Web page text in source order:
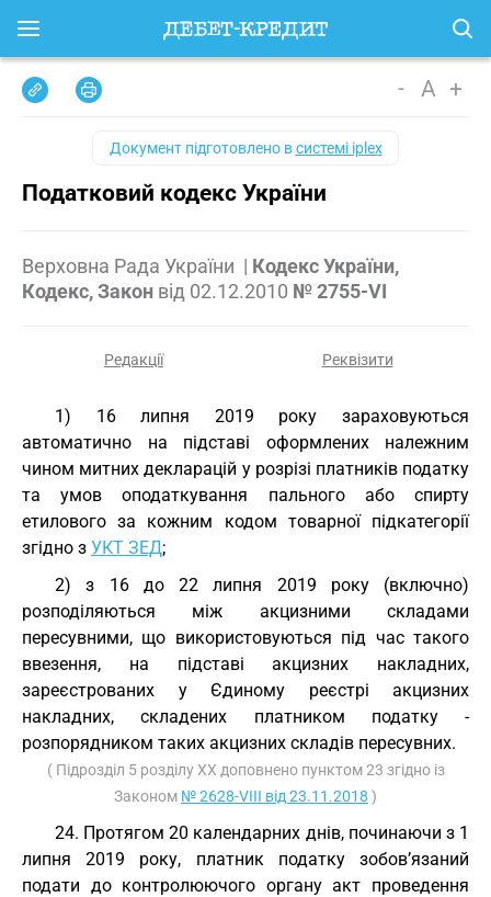
- A +
Документ підготовлено всистемі iplex
Податковий кодекс України
Верховна Рада України | Кодекс України,
Кодекс, Закон від 02.12.2010 № 2755-VI
Редакції Реквізити
1) 16 липня 2019 року зараховуються
автоматично на підставі оформлених належним
чином митних декларацій у розрізі платників податку
та умов оподаткування пального або спирту
етилового за кожним кодом товарної підкатегорії
згідно з УКТ ЗЕД;
2) з 16 до 22 липня 2019 року (включно)
розподіляються між акцизними складами
пересувними, що використовуються під час такого
ввезення, на підставі акцизних накладних,
зареєстрованих у Єдиному реєстрі акцизних
накладних, складених платником податку -
розпорядником таких акцизних складів пересувних.
( Підрозділ 5 розділу XX доповнено пунктом 23 згідно із
Законом № 2628-VIII від 23.11.2018 )
24. Протягом 20 календарних днів, починаючи з 1
липня 2019 року, платник податку зобов’язаний
подати до контролюючого органу акт проведення